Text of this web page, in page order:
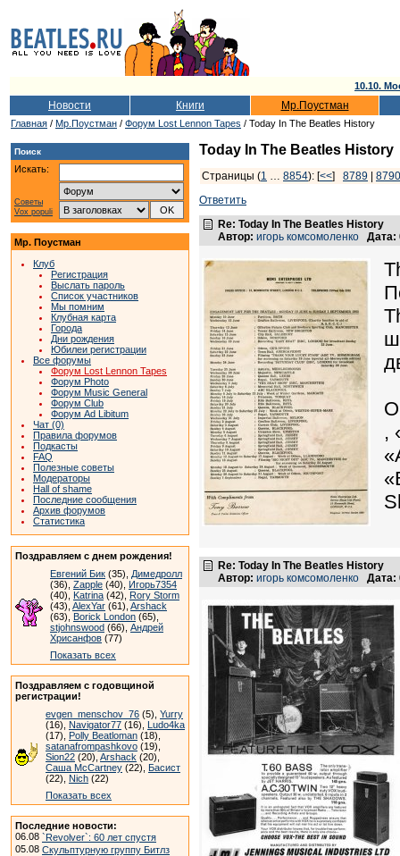
10.10.
Новости Книги Мр.Поустман
Главная / Мр.Поустман / Форум Lost Lennon Tapes / Today In The Beatles History
Поиск
Искать:
Советы
Vox populi
Мр. Поустман
Клуб
Регистрация
Выслать пароль
Список участников
Мы помним
Клубная карта
Города
Дни рождения
Юбилеи регистрации
Все форумы
Форум Lost Lennon Tapes
Форум Photo
Форум Music General
Форум Club
Форум Ad Libitum
Чат (0)
Правила форумов
Подкасты
FAQ
Полезные советы
Модераторы
Hall of shame
Последние сообщения
Архив форумов
Статистика
Поздравляем с днем рождения!
Евгений Бик (35), Димедролл
(36), Zapple (40), Игорь7354
(40), Katrina (42), Rory Storm
(43), AlexYar (61), Arshack
(63), Borick London (65),
stjohnswood (66), Андрей
Хрисанфов (77)
Показать всех
Поздравляем с годовщиной
регистрации!
evgen_menschov_76 (5), Yurry
(16), Navigator77 (16), Ludo4ka
(17), Polly Beatloman (18),
satanafrompashkovo (19),
Sion22 (20), Arshack (20),
Саша McCartney (22), Басист
(22), Nich (22)
Показать всех
Последние новости:
06.08 `Revolver`: 60 лет спустя
05.08 Скульптурную группу Битлз
Today In The Beatles History
Страницы (1 … 8854): [<<] 8789
8790
Ответить
Re: Today In The Beatles History
Автор: игорь комсомоленко Дата:
,
Re: Today In The Beatles History
Автор: игорь комсомоленко Дата: